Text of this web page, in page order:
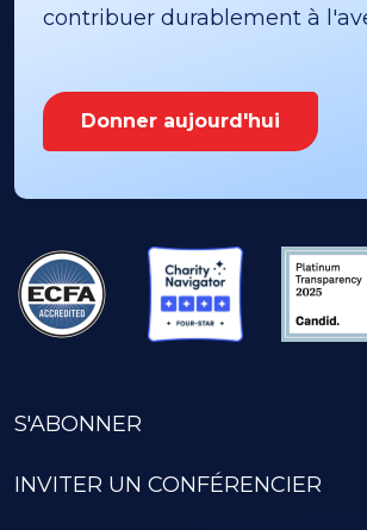
contribuer durablement à
Donner aujourd'hui
S'ABONNER
INVITER UN CONFÉRENCIER